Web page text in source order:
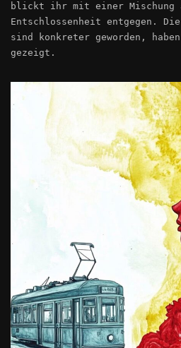
blickt ihr mit einer Mischung
Entschlossenheit entgegen. Die
sind konkreter geworden,
gezeigt.